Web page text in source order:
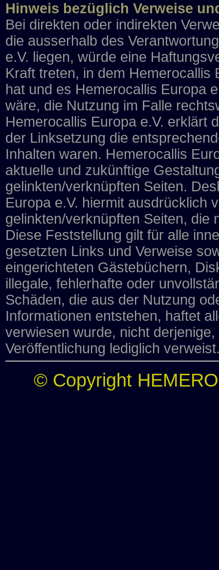
Hinweis bezüglich Verweise
Bei direkten oder indirekten
die ausserhalb des
e.V. liegen, würde eine
Kraft treten, in dem Hemerocallis
hat und es Hemerocallis Europa
wäre, die Nutzung im Falle
Hemerocallis Europa e.V. erklärt
der Linksetzung die
Inhalten waren. Hemerocallis
aktuelle und zukünftige
gelinkten/verknüpften Seiten.
Europa e.V. hiermit ausdrücklich
gelinkten/verknüpften Seiten, die
Diese Feststellung gilt für alle
gesetzten Links und Verweise
eingerichteten Gästebüchern,
illegale, fehlerhafte oder
Schäden, die aus der Nutzung
Informationen entstehen, haftet
verwiesen wurde, nicht
Veröffentlichung lediglich
© Copyright